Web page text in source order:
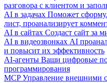
разговора с клиентом и
AI в задачах Поможет
лист, проанализирует
AI в сайтах Создаст сайт за
AI в видеозвонках AI
и повысит их эффективность
AI-агенты Ваши цифровые
программирования
MCP Управление внешними